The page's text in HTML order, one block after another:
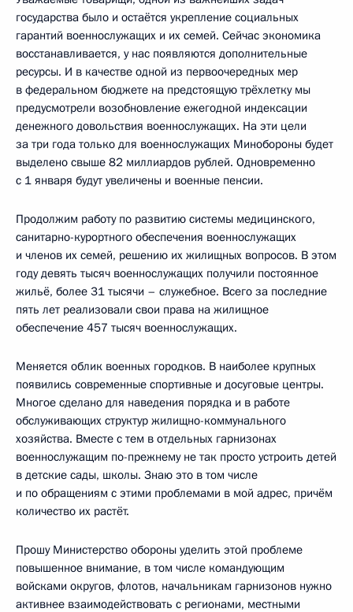
государства было и остаётся укрепление социальных
гарантий военнослужащих и их семей. Сейчас экономика
восстанавливается, у нас появляются дополнительные
ресурсы. И в качестве одной из первоочередных мер
в федеральном бюджете на предстоящую трёхлетку мы
предусмотрели возобновление ежегодной индексации
денежного довольствия военнослужащих. На эти цели
за три года только для военнослужащих Минобороны будет
выделено свыше 82 миллиардов рублей. Одновременно
с 1 января будут увеличены и военные пенсии.
Продолжим работу по развитию системы медицинского,
санитарно-курортного обеспечения военнослужащих
и членов их семей, решению их жилищных вопросов. В этом
году девять тысяч военнослужащих получили постоянное
жильё, более 31 тысячи – служебное. Всего за последние
пять лет реализовали свои права на жилищное
обеспечение 457 тысяч военнослужащих.
Меняется облик военных городков. В наиболее крупных
появились современные спортивные и досуговые центры.
Многое сделано для наведения порядка и в работе
обслуживающих структур жилищно-коммунального
хозяйства. Вместе с тем в отдельных гарнизонах
военнослужащим по-прежнему не так просто устроить детей
в детские сады, школы. Знаю это в том числе
и по обращениям с этими проблемами в мой адрес, причём
количество их растёт.
Прошу Министерство обороны уделить этой проблеме
повышенное внимание, в том числе командующим
войсками округов, флотов, начальникам гарнизонов нужно
активнее взаимодействовать с регионами, местными